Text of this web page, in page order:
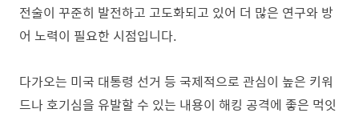
전술이 꾸준히 발전하고 고도화되고 있어 더 많은 연구와 방
어 노력이 필요한 시점입니다.
다가오는 미국 대통령 선거 등 국제적으로 관심이 높은 키워
드나 호기심을 유발할 수 있는 내용이 해킹 공격에 좋은 먹잇